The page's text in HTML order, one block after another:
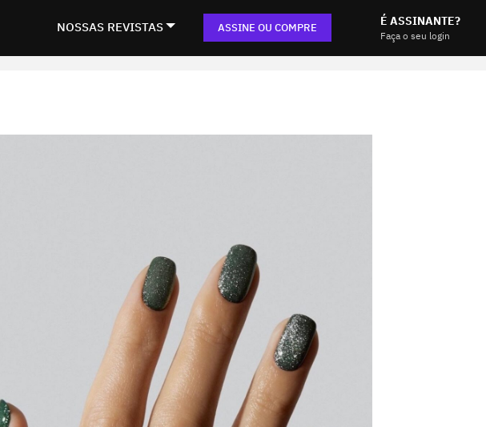
NOSSAS REVISTAS ASSINE OU COMPRE É ASSINANTE?
Faça o seu login